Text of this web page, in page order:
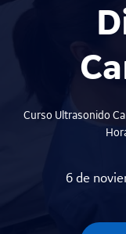
Curso Ultrasonido
6 de